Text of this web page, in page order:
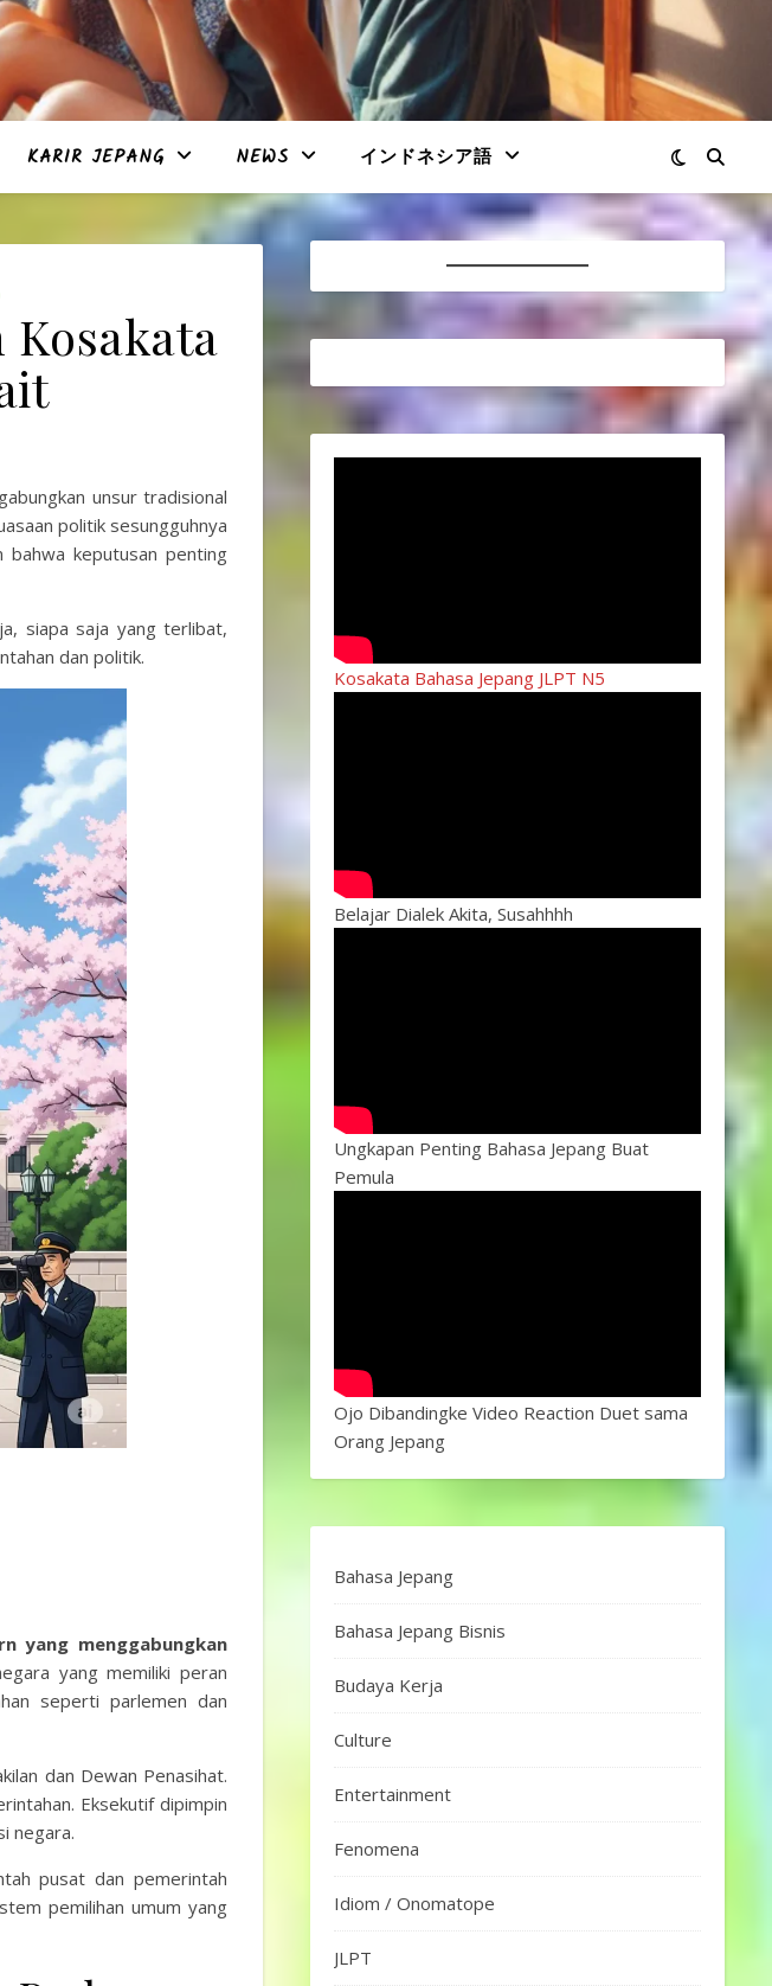
KARIR JEPANG NEWS インドネシア語
Kosakata
unsur tradisional
politik sesungguhnya
bahwa keputusan penting
siapa saja yang terlibat,
dan politik.
yang menggabungkan
yang memiliki peran
seperti parlemen dan
dan Dewan Penasihat.
Eksekutif dipimpin
negara.
pusat dan pemerintah
pemilihan umum yang
Kosakata Bahasa Jepang JLPT N5
Belajar Dialek Akita, Susahhhh
Ungkapan Penting Bahasa Jepang Buat
Pemula
Ojo Dibandingke Video Reaction Duet sama
Orang Jepang
Bahasa Jepang
Bahasa Jepang Bisnis
Budaya Kerja
Culture
Entertainment
Fenomena
Idiom / Onomatope
JLPT